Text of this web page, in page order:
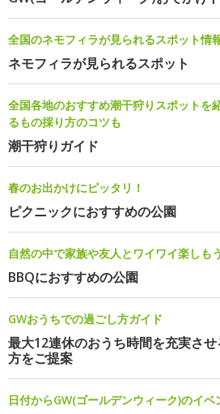
全国のネモフィラが見られるスポット情
ネモフィラが見られるスポット
全国各地のおすすめ潮干狩りスポットを
るもの採り方のコツも
潮干狩りガイド
春のお出かけにピッタリ！
ピクニックにおすすめの公園
自然の中で家族や友人とワイワイ楽しも
BBQにおすすめの公園
GWおうちでの過ごし方ガイド
最大12連休のおうち時間を充実さ
方をご提案
日付からGW(ゴールデンウィーク)のイベ